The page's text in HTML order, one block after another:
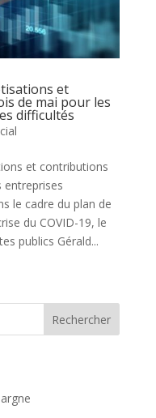
et
de mai pour les
difficultés
et contributions
entreprises
le cadre du plan de
du COVID-19, le
publics Gérald...
Rechercher